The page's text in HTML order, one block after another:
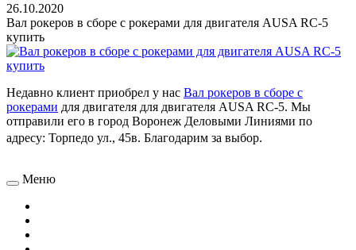
26.10.2020
Вал рокеров в сборе с рокерами для двигателя AUSA RC-5
купить
Недавно клиент приобрел у нас Вал рокеров в сборе с
рокерами для двигателя для двигателя AUSA RC-5. Мы
отправили его в город Воронеж Деловыми Линиями по
адресу: Торпедо ул., 45в. Благодарим за выбор.
Меню